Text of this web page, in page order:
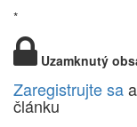
*
Uzamknutý
Zaregistrujte sa
článku